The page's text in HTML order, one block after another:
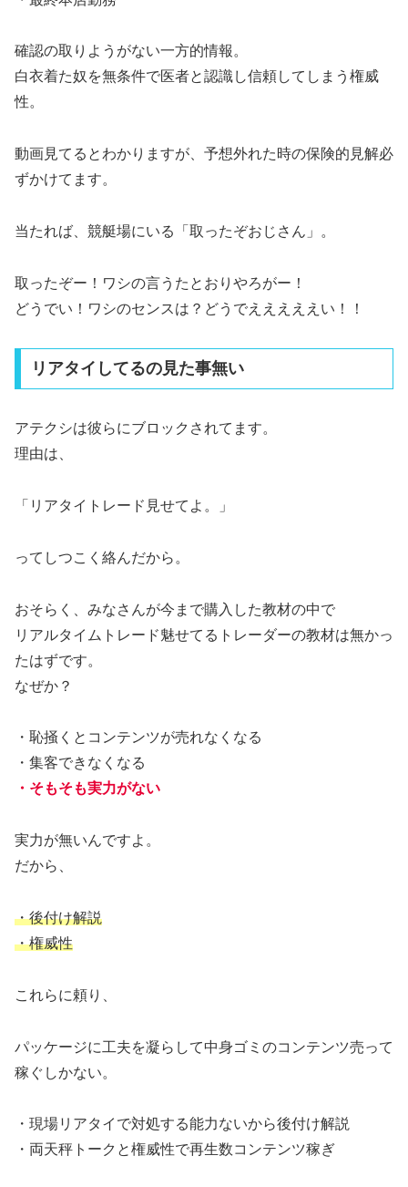
確認の取りようがない一方的情報。
白衣着た奴を無条件で医者と認識し信頼してしまう権威
性。
動画見てるとわかりますが、予想外れた時の保険的見解必
ずかけてます。
当たれば、競艇場にいる「取ったぞおじさん」。
取ったぞー！ワシの言うたとおりやろがー！
どうでい！ワシのセンスは？どうでえええええい！！
リアタイしてるの見た事無い
アテクシは彼らにブロックされてます。
理由は、
「リアタイトレード見せてよ。」
ってしつこく絡んだから。
おそらく、みなさんが今まで購入した教材の中で
リアルタイムトレード魅せてるトレーダーの教材は無かっ
たはずです。
なぜか？
・恥掻くとコンテンツが売れなくなる
・集客できなくなる
・そもそも実力がない
実力が無いんですよ。
だから、
・後付け解説
・権威性
これらに頼り、
パッケージに工夫を凝らして中身ゴミのコンテンツ売って
稼ぐしかない。
・現場リアタイで対処する能力ないから後付け解説
・両天秤トークと権威性で再生数コンテンツ稼ぎ